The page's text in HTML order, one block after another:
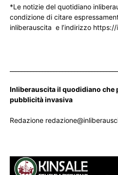
*Le notizie del quotidiano
condizione di citare
inliberauscita e l’indirizzo
Inliberauscita il quodidiano che
pubblicità invasiva
Redazione